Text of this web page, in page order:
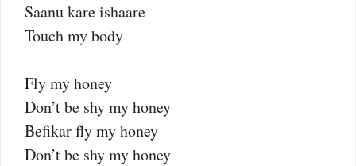
Saanu kare ishaare
Touch my body
Fly my honey
Don’t be shy my honey
Befikar fly my honey
Don’t be shy my honey